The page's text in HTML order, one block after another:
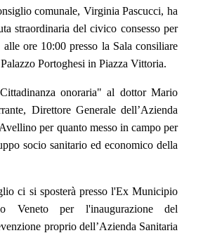
comunale, Virginia Pascucci, ha
straordinaria del civico consesso per
ore 10:00 presso la Sala consiliare
Portoghesi in Piazza Vittoria.
onoraria" al dottor Mario
Direttore Generale dell’Azienda
per quanto messo in campo per
socio sanitario ed economico della
ci si sposterà presso l'Ex Municipio
Veneto per l'inaugurazione del
proprio dell’Azienda Sanitaria